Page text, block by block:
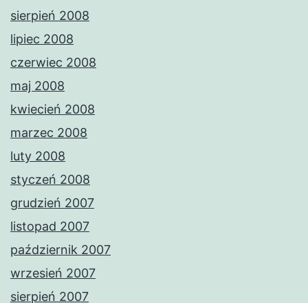
sierpień 2008
lipiec 2008
czerwiec 2008
maj 2008
kwiecień 2008
marzec 2008
luty 2008
styczeń 2008
grudzień 2007
listopad 2007
październik 2007
wrzesień 2007
sierpień 2007